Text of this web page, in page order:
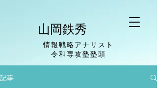
山岡鉄秀
情報戦略アナリスト
​令和専攻塾塾頭
記事